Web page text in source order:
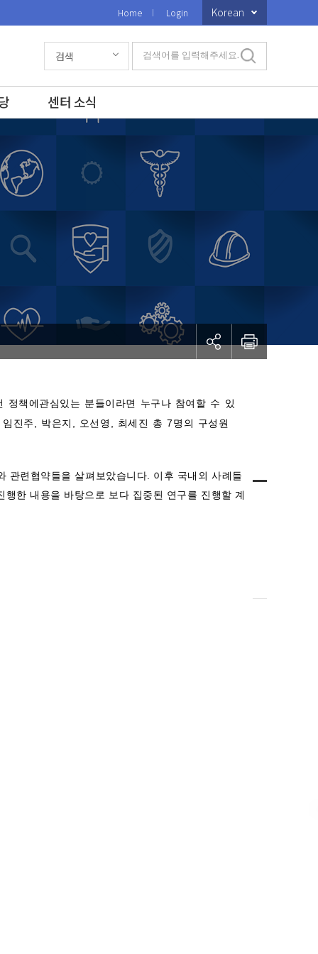
Home Login Korean
센터 소식
검색 검색어를 입력해주세요.
정책에관심있는 분들이라면 누구나 참여할 수 있
임진주 박은지 오선영 최세진 총 7명의 구성원
관련 협약들을 살펴보았습니다 이후 국내외 사례들
행한 내용을 바탕으로 보다 집중된 연구를 진행할 계